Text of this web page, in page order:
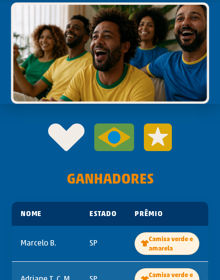
GANHADORES
NOME ESTADO PRÊMIO
Marcelo B. SP
Camisa verde e
amarela
Camisa verde e